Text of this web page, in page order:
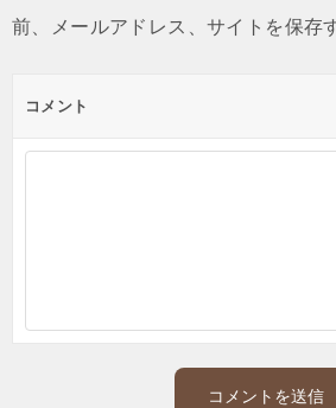
前、メールアドレス、サイトを保存
コメント